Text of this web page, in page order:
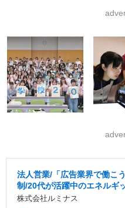
法人営業/「広告業界で働こ
制/20代が活躍中のエネルギ
株式会社ルミナス